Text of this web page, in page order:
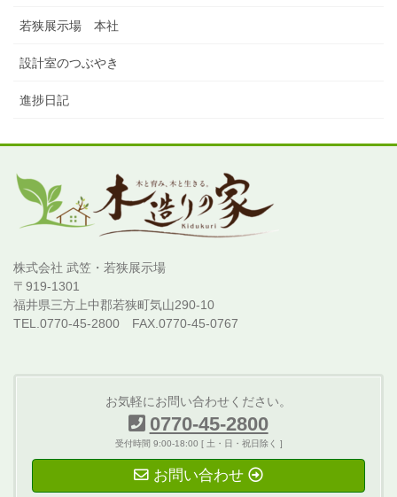
若狭展示場 本社
設計室のつぶやき
進捗日記
株式会社 武笠・若狭展示場
〒919-1301
福井県三方上中郡若狭町気山290-10
TEL.0770-45-2800 FAX.0770-45-0767
お気軽にお問い合わせください。
0770-45-2800
受付時間 9:00-18:00 [ 土・日・祝日除く ]
お問い合わせ